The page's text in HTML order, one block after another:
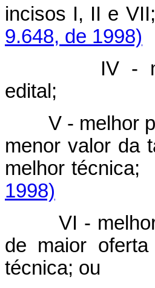
9.648, de 1998)
IV -
edital;
V - melhor
menor valor da
1998)
VI -
de maior